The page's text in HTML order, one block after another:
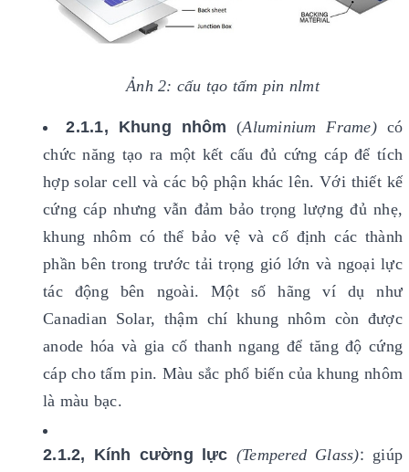
Ảnh 2: cấu tạo tấm pin nlmt
2.1.1, Khung nhôm(Aluminium Frame)có
chức năng tạo ra một kết cấu đủ cứng cáp để tích
hợp solar cell và các bộ phận khác lên. Với thiết kế
cứng cáp nhưng vẫn đảm bảo trọng lượng đủ nhẹ,
khung nhôm có thể bảo vệ và cố định các thành
phần bên trong trước tải trọng gió lớn và ngoại lực
tác động bên ngoài. Một số hãng ví dụ như
Canadian Solar, thậm chí khung nhôm còn được
anode hóa và gia cố thanh ngang để tăng độ cứng
cáp cho tấm pin. Màu sắc phổ biến của khung nhôm
là màu bạc.
2.1.2, Kính cường lực (Tempered Glass): giúp